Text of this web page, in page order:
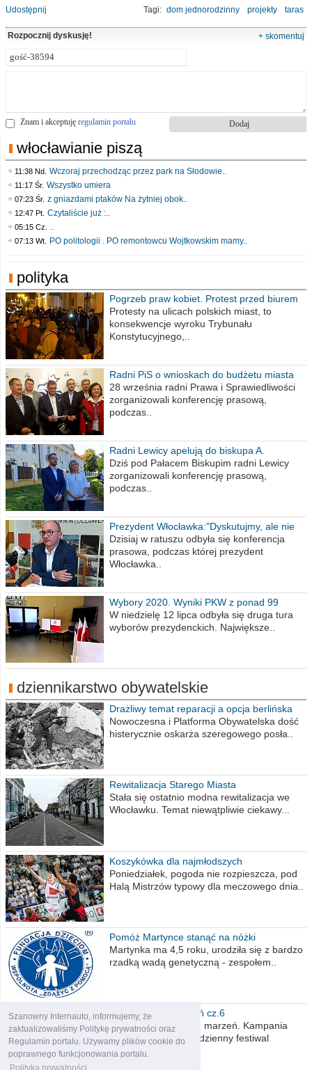
Szanowny Internauto, informujemy, że
zaktualizowaliśmy Politykę prywatności oraz
Regulamin portalu. Używamy plików cookie do
poprawnego funkcjonowania portalu.
Polityka prywatności
Udostępnij Tagi: dom jednorodzinny projekty taras
Rozpocznij dyskusję! + skomentuj
Znam i akceptuję regulamin portalu
włocławianie piszą
11:38 Nd. Wczoraj przechodząc przez park na Słodowie..
11:17 Śr. Wszystko umiera
07:23 Śr. z gniazdami ptaków Na żytniej obok..
12:47 Pt. Czytaliście już :..
05:15 Cz. ..
07:13 Wt. PO politologii . PO remontowcu Wojtkowskim mamy..
polityka
Pogrzeb praw kobiet. Protest przed biurem
poselskim PiS
Protesty na ulicach polskich miast, to
konsekwencje wyroku Trybunału
Konstytucyjnego,..
Radni PiS o wnioskach do budżetu miasta
na 2021 rok
28 września radni Prawa i Sprawiedliwości
zorganizowali konferencję prasową,
podczas..
Radni Lewicy apelują do biskupa A.
Wiesława Meringa
Dziś pod Pałacem Biskupim radni Lewicy
zorganizowali konferencję prasową,
podczas..
Prezydent Włocławka:"Dyskutujmy, ale nie
obrażajmy się”
Dzisiaj w ratuszu odbyła się konferencja
prasowa, podczas której prezydent
Włocławka..
Wybory 2020. Wyniki PKW z ponad 99
procent obwodów
W niedzielę 12 lipca odbyła się druga tura
wyborów prezydenckich. Największe..
dziennikarstwo obywatelskie
Drażliwy temat reparacji a opcja berlińska
Nowoczesna i Platforma Obywatelska dość
histerycznie oskarża szeregowego posła..
Rewitalizacja Starego Miasta
Stała się ostatnio modna rewitalizacja we
Włocławku. Temat niewątpliwie ciekawy...
Koszykówka dla najmłodszych
Poniedziałek, pogoda nie rozpieszcza, pod
Halą Mistrzów typowy dla meczowego dnia..
Pomóż Martynce stanąć na nóżki
Martynka ma 4,5 roku, urodziła się z bardzo
rzadką wadą genetyczną - zespołem..
Polska moich marzeń cz.6
Nadszedł kres moich marzeń. Kampania
wyborcza czyli niecodzienny festiwal
obietnic,..